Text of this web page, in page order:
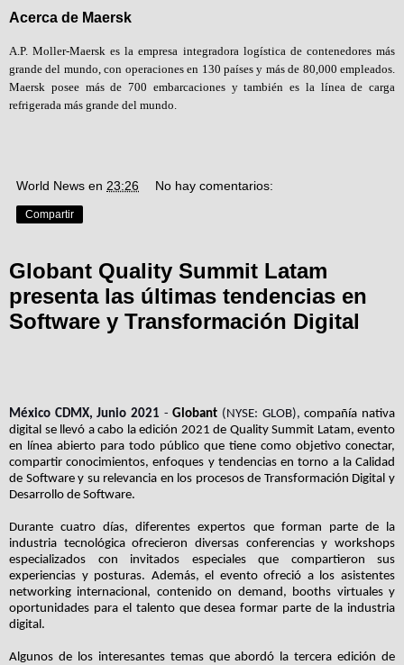
Acerca de Maersk
A.P. Moller-Maersk es la empresa integradora logística de contenedores más
grande del mundo, con operaciones en 130 países y más de 80,000 empleados.
Maersk posee más de 700 embarcaciones y también es la línea de carga
refrigerada más grande del mundo.
World News en 23:26 No hay comentarios:
Compartir
Globant Quality Summit Latam
presenta las últimas tendencias en
Software y Transformación Digital
México CDMX, Junio 2021 -Globant (NYSE: GLOB), compañía nativa
digital se llevó a cabo la edición 2021 de Quality Summit Latam, evento
en línea abierto para todo público que tiene como objetivo conectar,
compartir conocimientos, enfoques y tendencias en torno a la Calidad
de Software y su relevancia en los procesos de Transformación Digital y
Desarrollo de Software.
Durante cuatro días, diferentes expertos que forman parte de la
industria tecnológica ofrecieron diversas conferencias y workshops
especializados con invitados especiales que compartieron sus
experiencias y posturas. Además, el evento ofreció a los asistentes
networking internacional, contenido on demand, booths virtuales y
oportunidades para el talento que desea formar parte de la industria
digital.
Algunos de los interesantes temas que abordó la tercera edición de